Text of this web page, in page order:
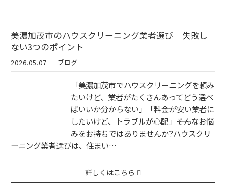
美濃加茂市のハウスクリーニング業者選び｜失敗し
ない3つのポイント
2026.05.07 ブログ
「美濃加茂市でハウスクリーニングを頼み
たいけど、業者がたくさんあってどう選べ
ばいいか分からない」「料金が安い業者に
したいけど、トラブルが心配」――そんなお悩
みをお持ちではありませんか?ハウスクリ
ーニング業者選びは、住まい…
詳しくはこちら